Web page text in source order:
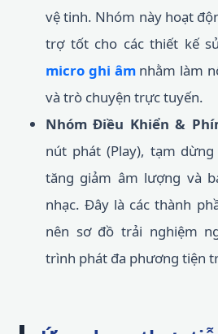
vệ tinh. Nhóm này hoạt
trợ tốt cho các thiết kế
micro ghi âmnhằm làm
và trò chuyện trực tuyến.
Nhóm Điều Khiển &
nút phát (Play), tạm dừng
tăng giảm âm lượng và
nhạc. Đây là các thành
nên sơ đồ trải nghiệm
trình phát đa phương tiện